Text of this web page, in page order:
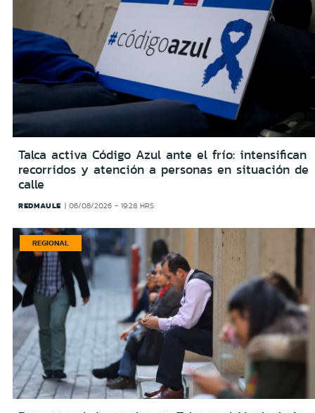
Talca activa Código Azul ante el frío: intensifican
recorridos y atención a personas en situación de
calle
REDMAULE 06/08/2026 - 19:28 HRS
REGIONAL